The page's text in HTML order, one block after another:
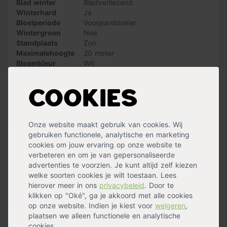
Cookies
Onze website maakt gebruik van cookies. Wij
gebruiken functionele, analytische en marketing
cookies om jouw ervaring op onze website te
verbeteren en om je van gepersonaliseerde
advertenties te voorzien. Je kunt altijd zelf kiezen
welke soorten cookies je wilt toestaan. Lees
hierover meer in ons privacybeleid. Door te
klikken op "Oké", ga je akkoord met alle cookies
op onze website. Indien je kiest voor weigeren,
plaatsen we alleen functionele en analytische
ondergronden, maar heeft een voorkeur voor een
voedselrijke, vochthoudende bodem. De kans op ziekte
is zeer klein.
LET OP: De levering van de bomen kan maximaal een
week duren. De bomen worden speciaal voor jou uit de
grond gehaald bij de kweker en in pot gekweekt. Zodra
Kenmerken
Maximale hoogte: 20m
Blad: eirond tot langwerpig met toegespitste top, scherp
onregelmatig getand, 6-15cm
Bloeiperiode: april/mei
Vruchten: bolvormige steenvrucht, 12mm
Grondsoort: voedselrijke, vochthoudende bodem
Windbestendigheid: matig
Oorsprong: Nederland
Let op: bij het kiezen van een boom is de stamomtrek
Blad winter
Bladverliezend
Winterhard
Ja
Bloeiperiode
Voorjaarsbloeier
Wintergroen
Nee
Standplaats
Zon
Maximalehoogte
20 meter
Bloemkleur
Wit
Groeisnelheid
Gemiddeld
Vorm
Hoogstam
Handig voor erbij
Bats
op voorraad
20,00